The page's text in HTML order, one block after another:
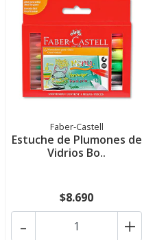
Faber-Castell
Estuche de Plumones de
Vidrios Bo..
$8.690
+
-